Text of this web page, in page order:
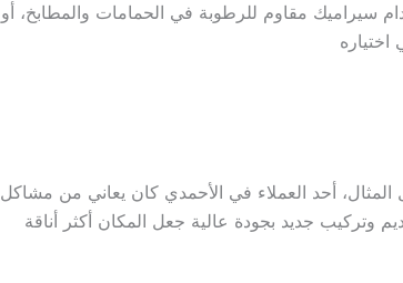
سيراميك مقاوم للرطوبة في الحمامات والمطابخ، أو
أحد العملاء في الأحمدي كان يعاني من مشاكل
وتركيب جديد بجودة عالية جعل المكان أكثر أناقة